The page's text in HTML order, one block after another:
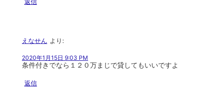
えなせん より:
2020年1月15日 9:03 PM
条件付きでなら１２０万まじで貸してもいいですよ
返信